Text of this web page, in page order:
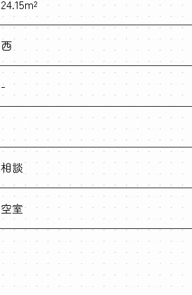
24.15m²
西
-
相談
空室